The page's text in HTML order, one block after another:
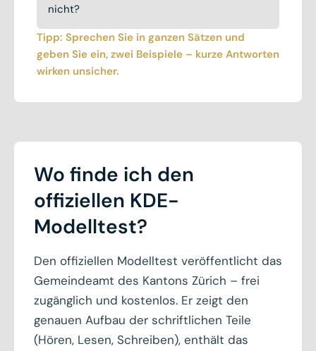
nicht?
Tipp: Sprechen Sie in ganzen Sätzen und
geben Sie ein, zwei Beispiele – kurze Antworten
wirken unsicher.
Wo finde ich den
offiziellen KDE-
Modelltest?
Den offiziellen Modelltest veröffentlicht das
Gemeindeamt des Kantons Zürich – frei
zugänglich und kostenlos. Er zeigt den
genauen Aufbau der schriftlichen Teile
(Hören, Lesen, Schreiben), enthält das